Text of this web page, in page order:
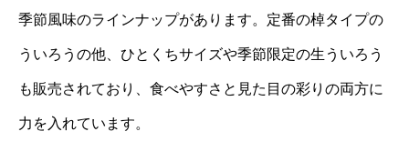
季節風味のラインナップがあります。定番の棹タイプの
ういろうの他、ひとくちサイズや季節限定の生ういろう
も販売されており、食べやすさと見た目の彩りの両方に
力を入れています。